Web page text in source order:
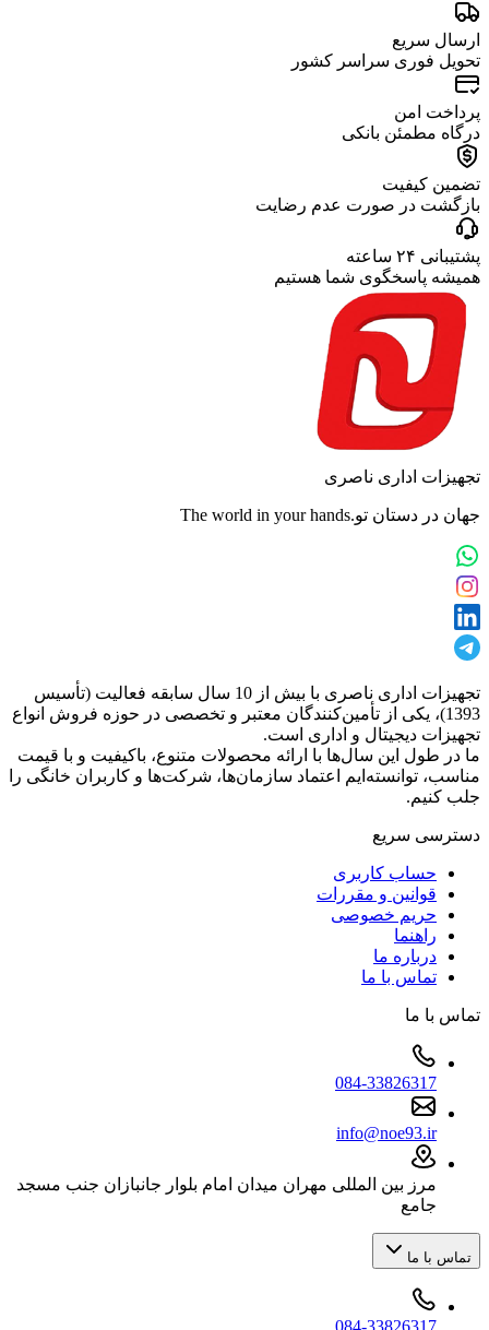
ارسال سریع
تحویل فوری سراسر کشور
پرداخت امن
درگاه مطمئن بانکی
تضمین کیفیت
بازگشت در صورت عدم رضایت
پشتیبانی ۲۴ ساعته
همیشه پاسخگوی شما هستیم
تجهیزات اداری ناصری
جهان در دستان تو.The world in your hands
تجهیزات اداری ناصری با بیش از 10 سال سابقه فعالیت (تأسیس
1393)، یکی از تأمین‌کنندگان معتبر و تخصصی در حوزه فروش انواع
تجهیزات دیجیتال و اداری است.
ما در طول این سال‌ها با ارائه محصولات متنوع، باکیفیت و با قیمت
مناسب، توانسته‌ایم اعتماد سازمان‌ها، شرکت‌ها و کاربران خانگی را
جلب کنیم.
دسترسی سریع
حساب کاربری
قوانین و مقررات
حریم خصوصی
راهنما
درباره ما
تماس با ما
تماس با ما
084-33826317
info@noe93.ir
مرز بین المللی مهران میدان امام بلوار جانبازان جنب مسجد
جامع
تماس با ما